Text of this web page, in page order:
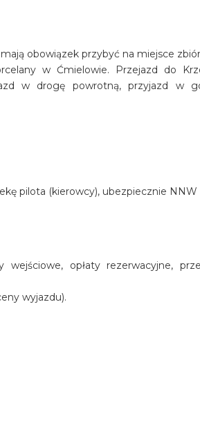
obowiązek przybyć na miejsce
w Ćmielowie. Przejazd do
w drogę powrotną, przyjazd w
pilota (kierowcy), ubezpiecznie NNW
opłaty rezerwacyjne,
wyjazdu).